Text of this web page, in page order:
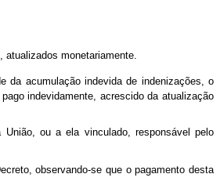
monetariamente.
da acumulação indevida de indenizações, o
indevidamente, acrescido da atualização
ou a ela vinculado, responsável pelo
observando-se que o pagamento desta